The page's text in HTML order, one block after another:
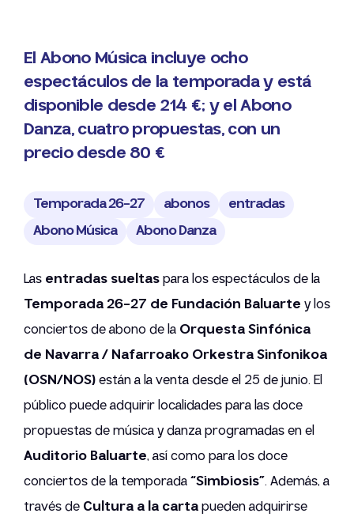
El Abono Música incluye ocho
espectáculos de la temporada y está
disponible desde 214 €; y el Abono
Danza, cuatro propuestas, con un
precio desde 80 €
Temporada 26-27 abonos
entradas
Abono Música
Abono Danza
Las entradas sueltaspara los espectáculos de la
Temporada 26-27 de Fundación Baluarte y los
conciertos de abono de la Orquesta Sinfónica
de Navarra / Nafarroako Orkestra Sinfonikoa
(OSN/NOS)están a la venta desde el 25 de junio. El
público puede adquirir localidades para las doce
propuestas de música y danza programadas en el
Auditorio Baluarte, así como para los doce
conciertos de la temporada“Simbiosis”. Además, a
través de Cultura a la cartapueden adquirirse